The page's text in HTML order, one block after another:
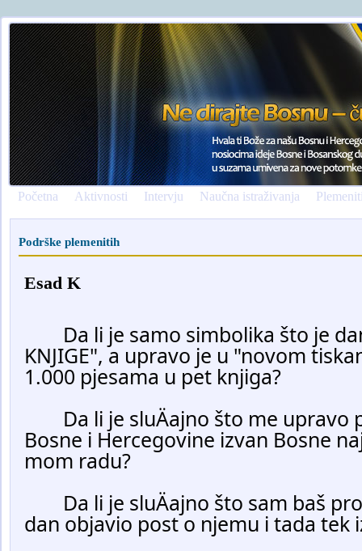
Početna Aktivnosti Intervju Naučna istraživanja
Podrške plemenitih
Esad K
KNJIGE", a upravo je u "novom
1.000 pjesama u pet knjiga?
Bosne i Hercegovine izvan Bosne
mom radu?
dan objavio post o njemu i tada tek